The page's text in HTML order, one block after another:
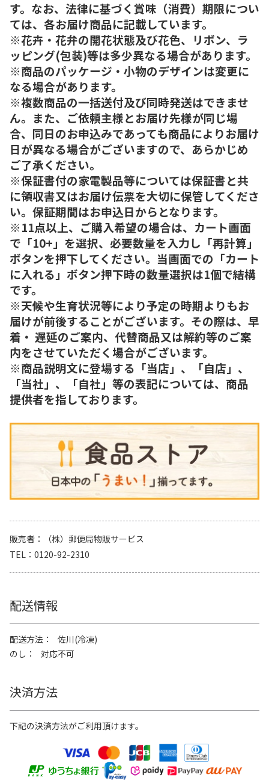
す。なお、法律に基づく賞味（消費）期限につい
ては、各お届け商品に記載しています。
※花卉・花弁の開花状態及び花色、リボン、ラ
ッピング(包装)等は多少異なる場合があります。
※商品のパッケージ・小物のデザインは変更に
なる場合があります。
※複数商品の一括送付及び同時発送はできませ
ん。また、ご依頼主様とお届け先様が同じ場
合、同日のお申込みであっても商品によりお届け
日が異なる場合がございますので、あらかじめ
ご了承ください。
※保証書付の家電製品等については保証書と共
に領収書又はお届け伝票を大切に保管してくださ
い。保証期間はお申込日からとなります。
※11点以上、ご購入希望の場合は、カート画面
で「10+」を選択、必要数量を入力し「再計算」
ボタンを押下してください。当画面での「カート
に入れる」ボタン押下時の数量選択は1個で結構
です。
※天候や生育状況等により予定の時期よりもお
届けが前後することがございます。その際は、早
着・ 遅延のご案内、代替商品又は解約等のご案
内をさせていただく場合がございます。
※商品説明文に登場する「当店」、「自店」、
「当社」、「自社」等の表記については、商品
提供者を指しております。
販売者
（株）郵便局物販サービス
TEL
0120-92-2310
配送情報
配送方法
佐川(冷凍)
のし
対応不可
決済方法
下記の決済方法がご利用頂けます。